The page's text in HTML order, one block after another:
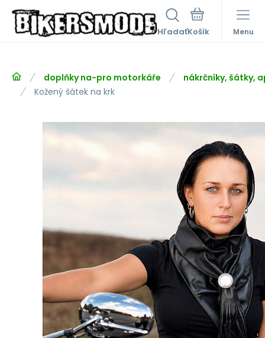
Hľadať Menu
doplňky na-pro motorkáře
nákrčníky, šátky,
Kožený šátek na krk